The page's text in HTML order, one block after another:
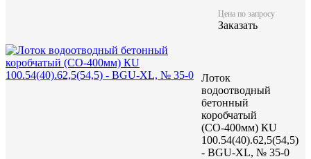
Цена по запросу
Заказать
Лоток
водоотводный
бетонный
коробчатый
(СО-400мм) КU
100.54(40).62,5(54,5)
- BGU-XL, № 35-0